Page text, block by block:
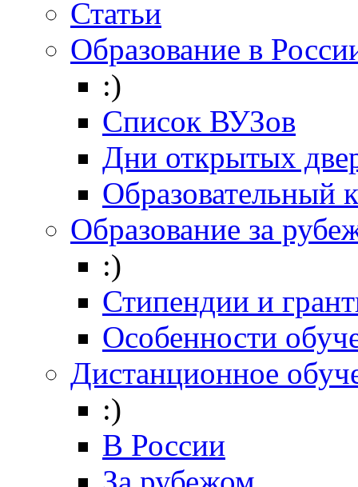
Статьи
Образование в
:)
Список ВУЗов
Дни открытых
Образовательный
Образование за
:)
Стипендии и
Особенности
Дистанционное
:)
В России